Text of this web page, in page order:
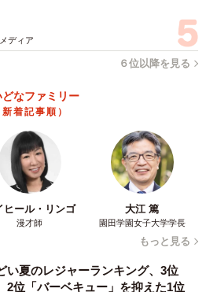
るの？食べたい！」とくっつい
じいじは孫たちを生まれた時か
いて、毎回全力で遊んでくれる
3/6
ディア
６位以降を見る
どなファミリー
新着記事順）
ヒール・リンゴ
漫才師
大江 篤
園田学園女子大学学長
もっと見る
い夏のレジャーランキング、3位
2位「バーベキュー」を抑えた1位